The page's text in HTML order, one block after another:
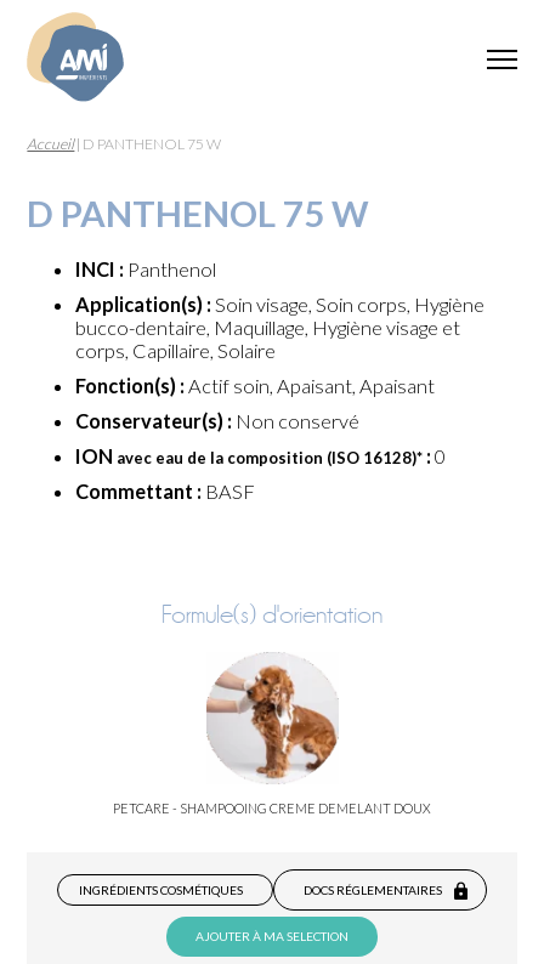
Accueil| D PANTHENOL 75 W
D PANTHENOL 75 W
INCI : Panthenol
Application(s) : Soin visage, Soin corps, Hygiène
bucco-dentaire, Maquillage, Hygiène visage et
corps, Capillaire, Solaire
Fonction(s) : Actif soin, Apaisant, Apaisant
Conservateur(s) : Non conservé
ION avec eau de la composition (ISO 16128)* : 0
Commettant : BASF
Formule(s) d'orientation
PETCARE - SHAMPOOING CREME DEMELANT DOUX
INGRÉDIENTS COSMÉTIQUES DOCS RÉGLEMENTAIRES
AJOUTER À MA SELECTION